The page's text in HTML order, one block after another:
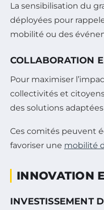
La sensibilisation du
déployées pour
mobilité ou des
COLLABORATION
Pour maximiser
collectivités et
des solutions
Ces comités peuvent
favoriser une mobilité
INNOVATION
INVESTISSEMENT